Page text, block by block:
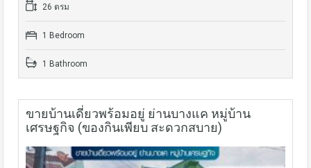
26 ตรม
1 Bedroom
1 Bathroom
ขายบ้านเดี่ยวพร้อมอยู่ ย่านบางแค หมู่บ้าน
เศรษฐกิจ (ของกินเพียบ สะดวกสบาย)